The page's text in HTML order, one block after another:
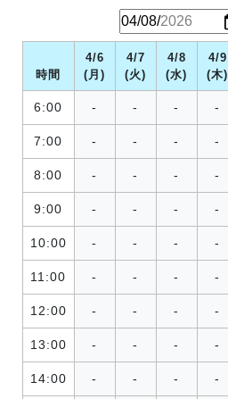
時間
4/6
(月)
4/7
(火)
4/8
(水)
4/9
(木)
6:00 - - - -
7:00 - - - -
8:00 - - - -
9:00 - - - -
10:00 - - - -
11:00 - - - -
12:00 - - - -
13:00 - - - -
14:00 - - - -